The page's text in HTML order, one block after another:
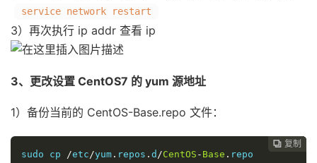
service network restart
3）再次执行 ip addr 查看 ip
3、更改设置 CentOS7 的 yum 源地址
1）备份当前的 CentOS-Base.repo 文件：
 复制
 复制
 复制
 复制
 复制
 复制
 复制
sudo cp
/etc /yum . repos . d /CentOS - Base .